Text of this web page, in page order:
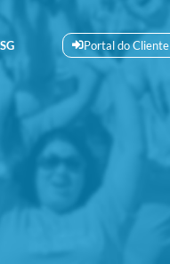
Portal do Cliente